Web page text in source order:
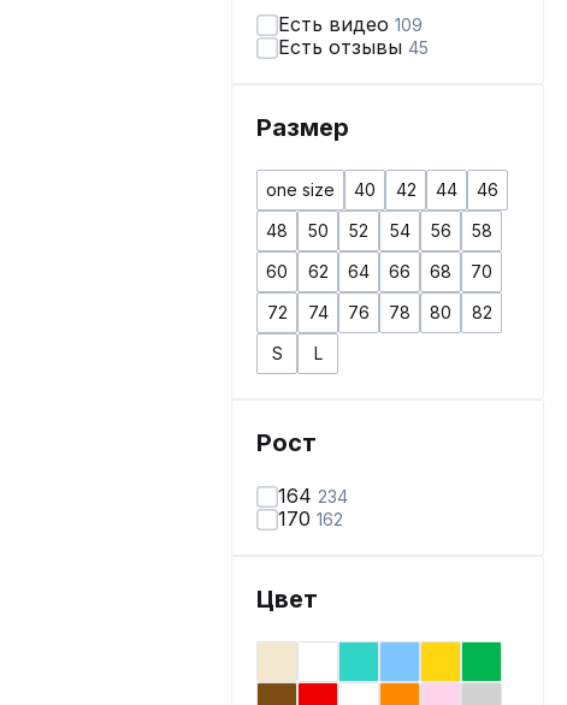
Есть видео 109
Есть отзывы 45
Размер
one size 40 42 44
46
48
50 52 54 56
58
60
62 64 66 68
70
72
74 76 78 80
82
S
L
Рост
164 234
170 162
Цвет